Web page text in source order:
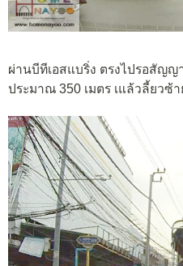
ผ่านบีทีเอสแบริ่ง ตรงไปรอสัญ
ประมาณ 350 เมตร เแล้วลี้ยวซ้